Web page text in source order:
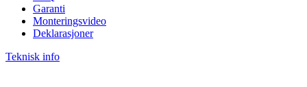
Garanti
Monteringsvideo
Deklarasjoner
Teknisk info